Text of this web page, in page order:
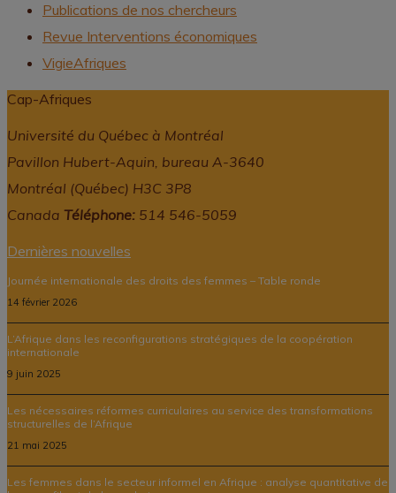
Publications de nos chercheurs
Revue Interventions économiques
VigieAfriques
Cap-Afriques
Université du Québec à Montréal
Pavillon Hubert-Aquin, bureau A-3640
Montréal (Québec) H3C 3P8
Canada Téléphone: 514 546-5059
Dernières nouvelles
Journée internationale des droits des femmes – Table ronde
14 février 2026
L’Afrique dans les reconfigurations stratégiques de la coopération
internationale
9 juin 2025
Les nécessaires réformes curriculaires au service des transformations
structurelles de l’Afrique
21 mai 2025
Les femmes dans le secteur informel en Afrique : analyse quantitative de